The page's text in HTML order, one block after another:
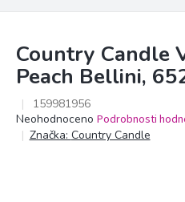
Country Candle
Peach Bellini,
159981956
Průměrné
hodnocení
Neohodnoceno Podrobnosti
Značka: Country Candle